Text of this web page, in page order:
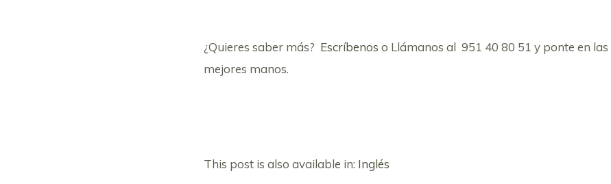
¿Quieres saber más? Escríbenos o Llámanos al 951 40 80 51 y ponte en las
mejores manos.
This post is also available in: Inglés